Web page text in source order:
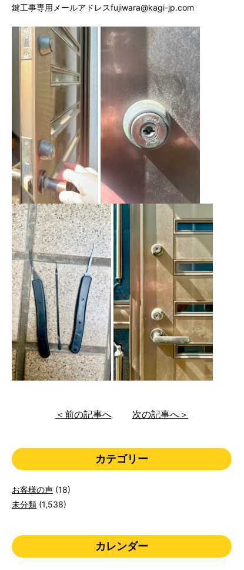
鍵工事専用メールアドレスfujiwara@kagi-jp.com
＜前の記事へ 次の記事へ＞
カテゴリー
お客様の声 (18)
未分類 (1,538)
カレンダー